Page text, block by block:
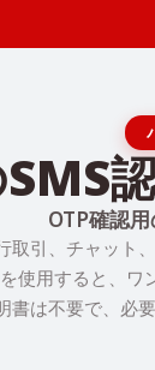
OTP確認
取引、チャット
使用すると、
書は不要で、必